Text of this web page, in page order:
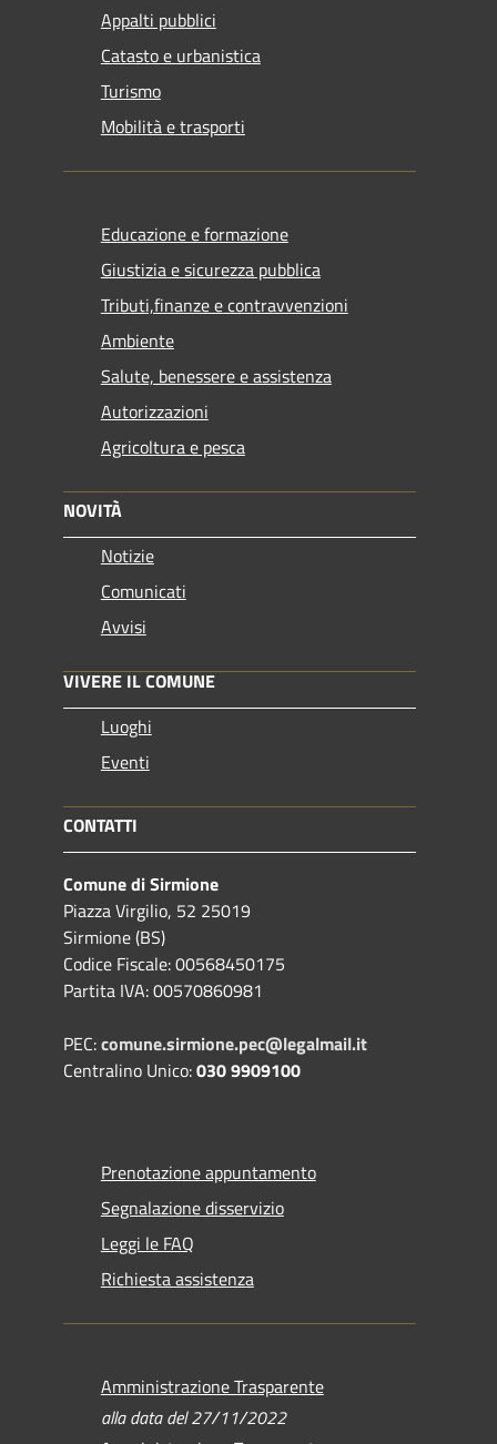
Appalti pubblici
Catasto e urbanistica
Turismo
Mobilità e trasporti
Educazione e formazione
Giustizia e sicurezza pubblica
Tributi,finanze e contravvenzioni
Ambiente
Salute, benessere e assistenza
Autorizzazioni
Agricoltura e pesca
NOVITÀ
Notizie
Comunicati
Avvisi
VIVERE IL COMUNE
Luoghi
Eventi
CONTATTI
Comune di Sirmione
Piazza Virgilio, 52 25019
Sirmione (BS)
Codice Fiscale: 00568450175
Partita IVA: 00570860981
PEC:comune.sirmione.pec@legalmail.it
Centralino Unico:030 9909100
Prenotazione appuntamento
Segnalazione disservizio
Leggi le FAQ
Richiesta assistenza
Amministrazione Trasparente
alla data del 27/11/2022